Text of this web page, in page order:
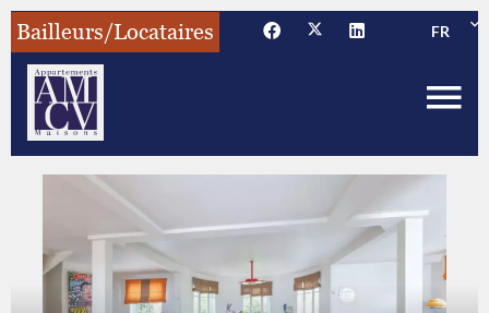
Bailleurs/Locataires FR